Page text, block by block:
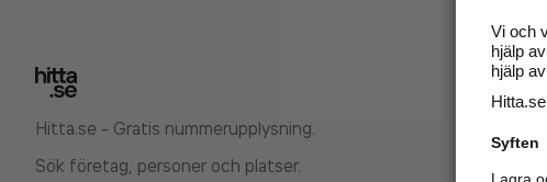
Hitta.se - Gratis nummerupplysning.
Sök företag, personer och platser.
Vi och
hjälp
hjälp
Syften
Lagra